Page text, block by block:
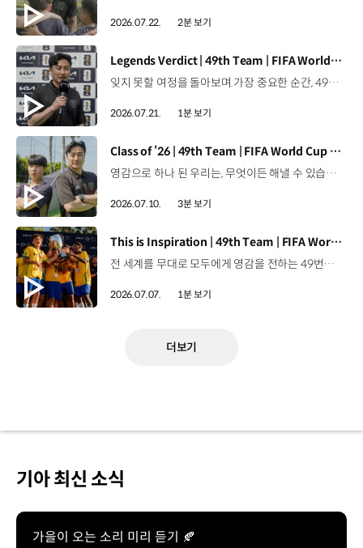
2026.07.22. 2분 보기
[동영상]
Legends Verdict | 49th Team | FIFA World Cup 2026™
잊지 못할 여정을 돌아보며.가장 중요한 순간, 49번째 팀이 공을 건네며 완벽하게 임무를 해낸 그 순간을 함께 돌아봅니다. 자세히 보기 ▶ #Kia #InspirationConnectsUsAll #49thTeam #OMBC #FIFAWorldCup2026 유튜브 쇼츠 보기 >
2026.07.21. 1분 보기
[동영상]
Class of ’26 | 49th Team | FIFA World Cup 2026™
영감으로 하나 된 우리는, 무엇이든 해낼 수 있습니다.세계 곳곳에서 모인 2026년의 주인공들이 FIFA 월드컵™ 오피셜 매치볼 캐리어로 꿈의 무대에 섰습니다. 자세히 보기 ▶ #Kia #InspirationConnectsUsAll #49thTeam #OMBC #FIFAWorldCup2026 유튜브 쇼츠 보기 >
2026.07.10. 3분 보기
[동영상]
This is Inspiration | 49th Team | FIFA World Cup 2026™
전 세계를 무대로 모두에게 영감을 전하는 49번째 팀.FIFA 월드컵 2026™을 향한 여정 속, 이제 사람들의 시선은 이 어린 스타들에게 향합니다. 자세히 보기 ▶ #Kia #InspirationConnectsUsAll #49thTeam #OMBC #FIFAWorldCup2026 유튜브 쇼츠 보기 >
2026.07.07. 1분 보기
더보기
기아 최신 소식
가을이 오는 소리 미리 듣기 🍂